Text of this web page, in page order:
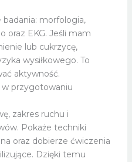
badania: morfologia,
oraz EKG. Jeśli mam
lub cukrzycę,
wysiłkowego. To
aktywność.
przygotowaniu
zakres ruchu i
Pokaże techniki
oraz dobierze ćwiczenia
Dzięki temu